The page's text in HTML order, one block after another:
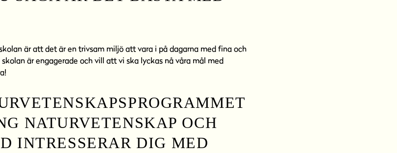
är att det är en trivsam miljö att vara i på dagarna med fina och
är engagerade och vill att vi ska lyckas nå våra mål med
NATURVETENSKAP OCH
INTRESSERAR DIG MED